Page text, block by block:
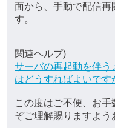
面から、手動で配信再
す。
関連ヘルプ)
サーバの再起動を伴う
はどうすればよいです
この度はご不便、お
ぞご理解賜りますよう